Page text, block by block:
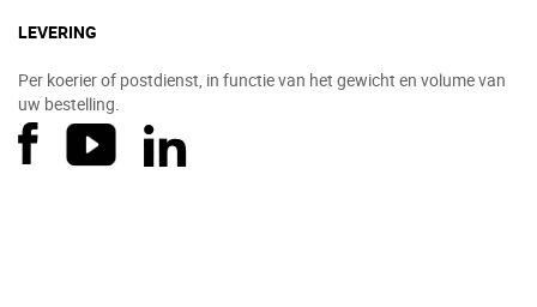
LEVERING
Per koerier of postdienst, in functie van het gewicht en volume van
uw bestelling.